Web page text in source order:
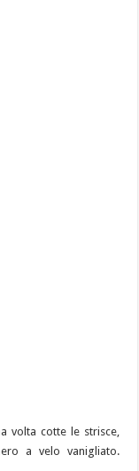
volta cotte le strisce,
a velo vanigliato.